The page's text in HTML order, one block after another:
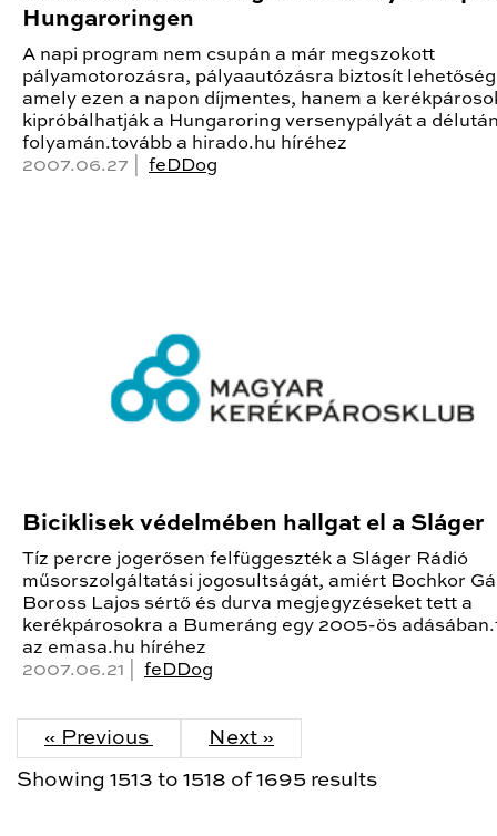
Hungaroringen
A napi program nem csupán a már megszokott
pályamotorozásra, pályaautózásra biztosít
amely ezen a napon díjmentes, hanem a
kipróbálhatják a Hungaroring versenypályát a
folyamán.tovább a hirado.hu híréhez
2007.06.27 | feDDog
Biciklisek védelmében hallgat el a Sláger
Tíz percre jogerősen felfüggeszték a Sláger Rádió
műsorszolgáltatási jogosultságát, amiért Bochkor
Boross Lajos sértő és durva megjegyzéseket tett a
kerékpárosokra a Bumeráng egy 2005-ös
az emasa.hu híréhez
2007.06.21 | feDDog
« Previous Next »
Showing 1513 to 1518 of 1695 results